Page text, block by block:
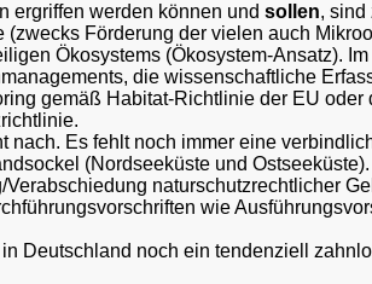
ergriffen werden können und sollen, sind
Förderung der vielen auch
Ökosystems (Ökosystem-Ansatz).
die wissenschaftliche
gemäß Habitat-Richtlinie der EU oder
nach. Es fehlt noch immer eine
(Nordseeküste und
naturschutzrechtlicher
wie
Deutschland noch ein tendenziell